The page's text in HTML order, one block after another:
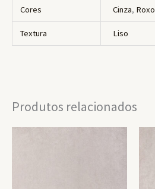
Cores Cinza, Roxo
Textura Liso
Produtos relacionados